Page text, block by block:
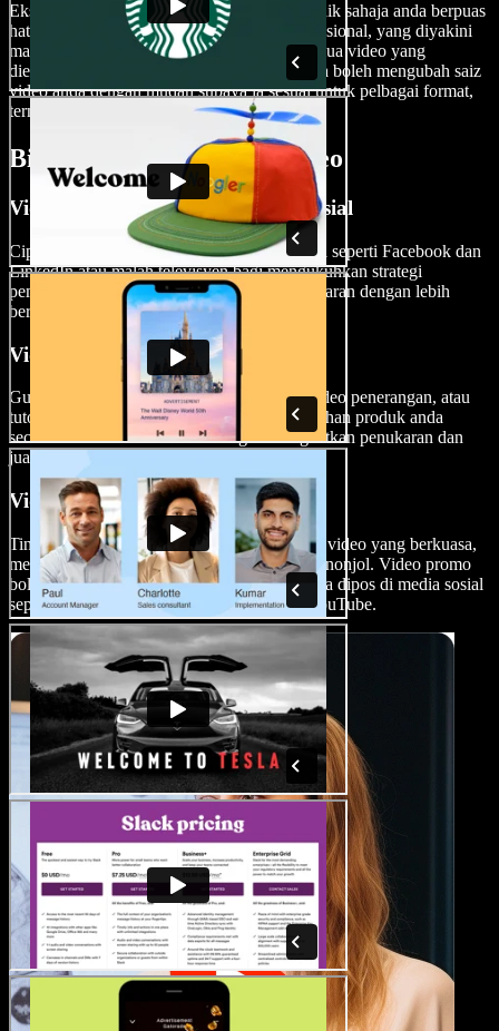
Eksport iklan video anda dengan mudah sebaik sahaja anda berpuas
hati dengan hasil akhir yang kemas dan profesional, yang diyakini
mampu meninggalkan kesan mendalam. Semua video yang
dieksport adalah bebas watermark. Anda juga boleh mengubah saiz
video anda dengan mudah supaya ia sesuai untuk pelbagai format,
termasuk iklan banner.
Bila Untuk Guna Iklan Video
Video Pemasaran untuk Media Sosial
Cipta iklan video untuk platform media sosial seperti Facebook dan
LinkedIn atau malah televisyen bagi mengukuhkan strategi
pemasaran anda dan menjangkau audiens sasaran dengan lebih
berkesan.
Video Demo Produk
Gunakan iklan video untuk demo produk, video penerangan, atau
tutorial dengan mempamerkan ciri dan kelebihan produk anda
secara informatif dan menarik bagi meningkatkan penukaran dan
jualan.
Video Promosi Acara
Tingkatkan promosi acara anda dengan iklan video yang berkuasa,
memberikan pratonton visual yang cukup menonjol. Video promo
boleh memikat bakal peserta, terutamanya jika dipos di media sosial
seperti Facebook, TikTok, Instagram, atau YouTube.